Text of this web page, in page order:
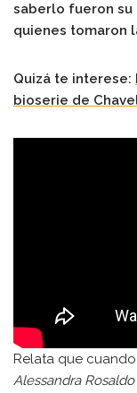
saberlo fueron su
quienes tomaron
Quizá te interese:
bioserie de
Relata que
Alessandra Rosaldo